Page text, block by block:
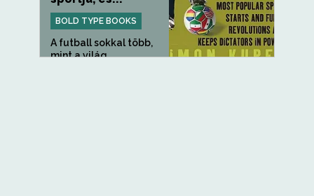
BOLD TYPE BOOKS
A futball sokkal több,
mint a világ